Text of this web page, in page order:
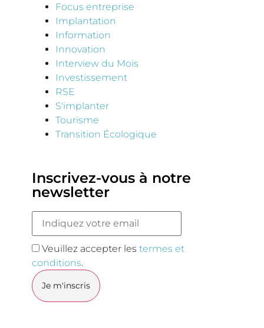
Focus entreprise
Implantation
Information
Innovation
Interview du Mois
Investissement
RSE
S'implanter
Tourisme
Transition Écologique
Inscrivez-vous à notre
newsletter
Veuillez accepter lestermes et
conditions.